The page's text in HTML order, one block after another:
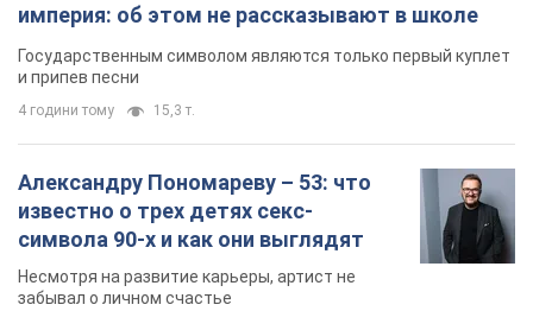
империя: об этом не рассказывают в школе
Государственным символом являются только первый куплет
и припев песни
4 години тому 15,3 т.
Александру Пономареву – 53: что
известно о трех детях секс-
символа 90-х и как они выглядят
Несмотря на развитие карьеры, артист не
забывал о личном счастье